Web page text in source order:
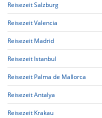
Reisezeit Salzburg
Reisezeit Valencia
Reisezeit Madrid
Reisezeit Istanbul
Reisezeit Palma de Mallorca
Reisezeit Antalya
Reisezeit Krakau